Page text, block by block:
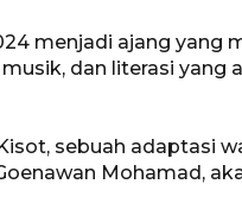
menjadi ajang yang
dan literasi yang
sebuah adaptasi
Mohamad,